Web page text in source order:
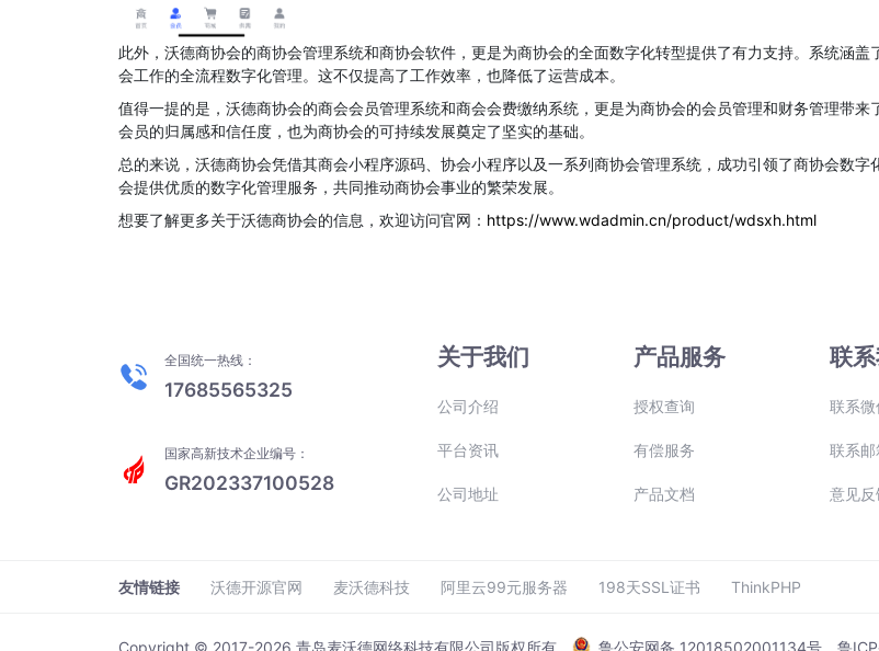
此外，沃德商协会的商协会管理系统和商协会软件，更是为商协会的全面数字化转型提供了有力支持。系统涵
会工作的全流程数字化管理。这不仅提高了工作效率，也降低了运营成本。
值得一提的是，沃德商协会的商会会员管理系统和商会会费缴纳系统，更是为商协会的会员管理和财务管理带
会员的归属感和信任度，也为商协会的可持续发展奠定了坚实的基础。
总的来说，沃德商协会凭借其商会小程序源码、协会小程序以及一系列商协会管理系统，成功引领了商协会数
会提供优质的数字化管理服务，共同推动商协会事业的繁荣发展。
想要了解更多关于沃德商协会的信息，欢迎访问官网： https://www.wdadmin.cn/product/wdsxh.html
全国统一热线：
17685565325
国家高新技术企业编号：
GR202337100528
关于我们
公司介绍
平台资讯
公司地址
产品服务
授权查询
有偿服务
产品文档
联
联系微
联系邮
意见反
友情链接 沃德开源官网 麦沃德科技 阿里云99元服务器 198天SSL证书 ThinkPHP
Copyright © 2017-2026 青岛麦沃德网络科技有限公司版权所有 鲁公安网备 12018502001134号 鲁